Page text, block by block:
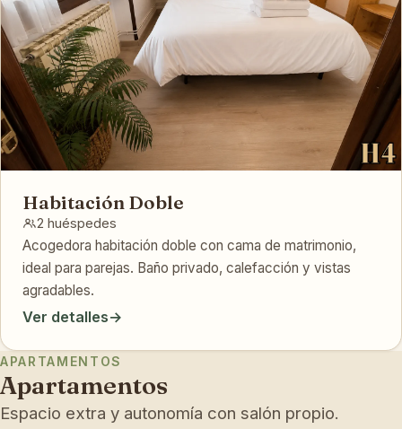
Habitación Doble
2 huéspedes
Acogedora habitación doble con cama de matrimonio,
ideal para parejas. Baño privado, calefacción y vistas
agradables.
Ver detalles→
APARTAMENTOS
Apartamentos
Espacio extra y autonomía con salón propio.